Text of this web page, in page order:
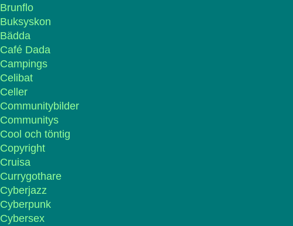
Brunflo
Buksyskon
Bädda
Café Dada
Campings
Celibat
Celler
Communitybilder
Communitys
Cool och töntig
Copyright
Cruisa
Currygothare
Cyberjazz
Cyberpunk
Cybersex